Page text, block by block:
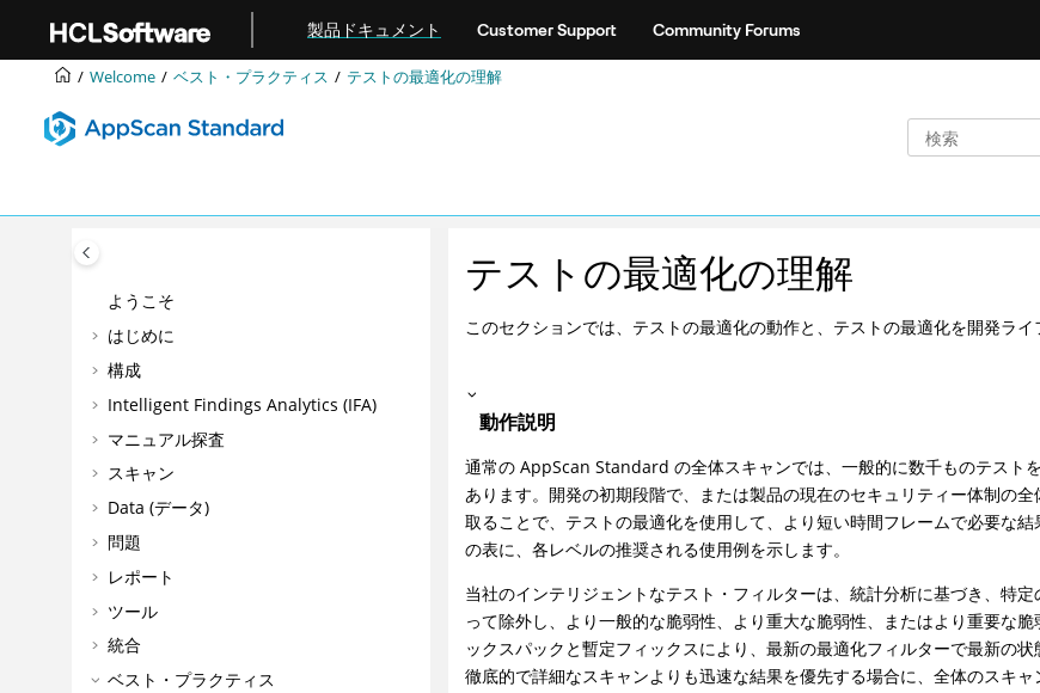
製品ドキュメント Customer Support Community Forums
Welcome ベスト・プラクティス テストの最適化の理解
ようこそ
はじめに
構成
Intelligent Findings Analytics (IFA)
マニュアル探査
スキャン
Data (データ)
問題
レポート
ツール
統合
ベスト・プラクティス
テストの最適化の理解
このセクションでは、テストの最適化の動作と、テストの最適化を開発ラ
動作説明
通常のAppScan Standard の全体スキャンでは、一般的に数千ものテスト
あります。開発の初期段階で、または製品の現在のセキュリティー体制の
取ることで、テストの最適化を使用して、より短い時間フレームで必要な
の表に、各レベルの推奨される使用例を示します。
当社のインテリジェントなテスト・フィルターは、統計分析に基づき、特
って除外し、より一般的な脆弱性、より重大な脆弱性、またはより重要な
ックスパックと暫定フィックスにより、最新の最適化フィルターで最新の
徹底的で詳細なスキャンよりも迅速な結果を優先する場合に、全体のスキャ